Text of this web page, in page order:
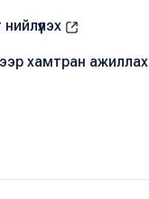
хамтран ажиллах